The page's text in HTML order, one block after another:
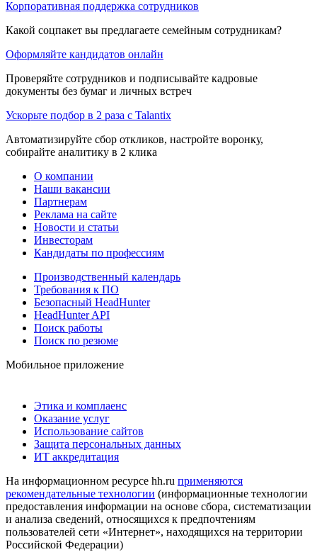
Корпоративная поддержка сотрудников
Какой соцпакет вы предлагаете семейным сотрудникам?
Оформляйте кандидатов онлайн
Проверяйте сотрудников и подписывайте кадровые
документы без бумаг и личных встреч
Ускорьте подбор в 2 раза с Talantix
Автоматизируйте сбор откликов, настройте воронку,
собирайте аналитику в 2 клика
О компании
Наши вакансии
Партнерам
Реклама на сайте
Новости и статьи
Инвесторам
Кандидаты по профессиям
Производственный календарь
Требования к ПО
Безопасный HeadHunter
HeadHunter API
Поиск работы
Поиск по резюме
Мобильное приложение
Этика и комплаенс
Оказание услуг
Использование сайтов
Защита персональных данных
ИТ аккредитация
На информационном ресурсе hh.ru применяются
рекомендательные технологии (информационные технологии
предоставления информации на основе сбора, систематизации
и анализа сведений, относящихся к предпочтениям
пользователей сети «Интернет», находящихся на территории
Российской Федерации)